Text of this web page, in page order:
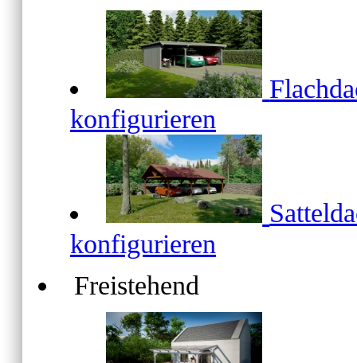
konfigurieren
konfigurieren
Freistehend